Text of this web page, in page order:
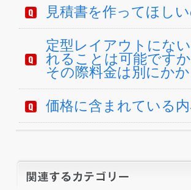
見積書を作ってほし
定型レイアウトにな
れることは可能です
その際料金は別にか
価格に含まれている